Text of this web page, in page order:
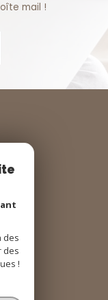
mail !
des
des
!